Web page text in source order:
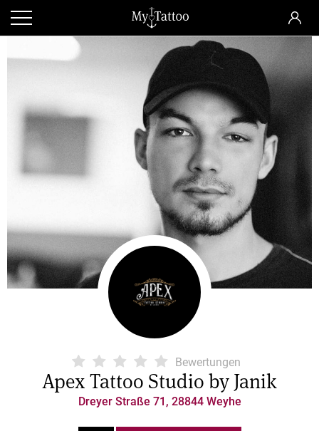
Bewertungen
Apex Tattoo Studio by Janik
Dreyer Straße 71, 28844 Weyhe